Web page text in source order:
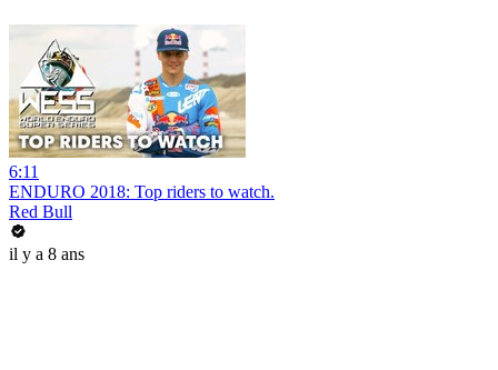
6:11
ENDURO 2018: Top riders to watch.
Red Bull
il y a 8 ans